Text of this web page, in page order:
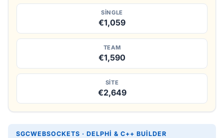
SINGLE
€1,059
TEAM
€1,590
SITE
€2,649
SGCWEBSOCKETS · DELPHI & C++ BUILDER